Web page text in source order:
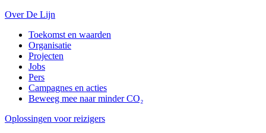
Over De Lijn
Toekomst en waarden
Organisatie
Projecten
Jobs
Pers
Campagnes en acties
Beweeg mee naar minder CO₂
Oplossingen voor reizigers